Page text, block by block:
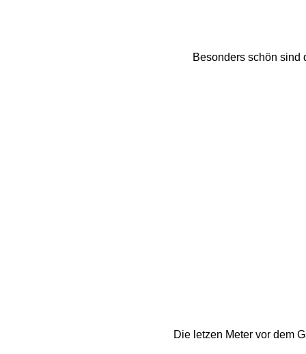
Besonders schön sind
Die letzen Meter vor dem